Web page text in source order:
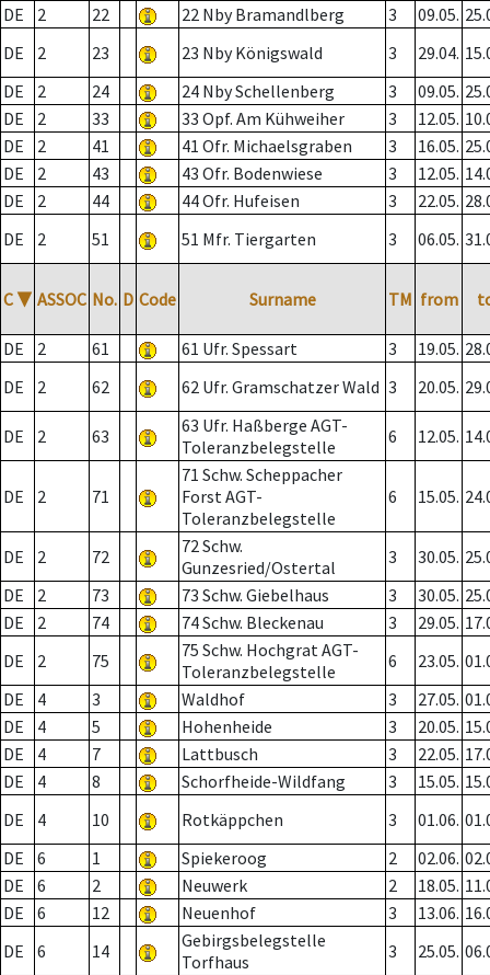
DE
2 22 22 Nby Bramandlberg 3 09.05.
DE
2 23 23 Nby Königswald 3 29.04.
DE
2 24 24 Nby Schellenberg 3 09.05.
DE
2 33 33 Opf. Am Kühweiher 3 12.05.
DE
2 41 41 Ofr. Michaelsgraben 3 16.05.
DE
2 43 43 Ofr. Bodenwiese 3 12.05.
DE
2 44 44 Ofr. Hufeisen 3 22.05.
DE
2 51 51 Mfr. Tiergarten 3 06.05.
C ▼ ASSOC No. D Code Surname TM from
DE 2 61 61 Ufr. Spessart 3 19.05.
DE
2 62 62 Ufr. Gramschatzer Wald 3 20.05.
DE 2 63
63 Ufr. Haßberge AGT-
Toleranzbelegstelle
6 12.05.
DE 2 71
71 Schw. Scheppacher
Forst AGT-
Toleranzbelegstelle
6 15.05.
DE 2 72
72 Schw.
Gunzesried/Ostertal
3 30.05.
DE
2 73 73 Schw. Giebelhaus 3 30.05.
DE
2 74 74 Schw. Bleckenau 3 29.05.
DE
2 75
75 Schw. Hochgrat AGT-
Toleranzbelegstelle
6 23.05.
DE
4 3 Waldhof 3 27.05.
DE
4 5 Hohenheide 3 20.05.
DE
4 7 Lattbusch 3 22.05.
DE
4 8 Schorfheide-Wildfang 3 15.05.
DE
4 10 Rotkäppchen 3 01.06.
DE
6 1 Spiekeroog 2 02.06.
DE
6 2 Neuwerk 2 18.05.
DE
6 12 Neuenhof 3 13.06.
DE
6 14
Gebirgsbelegstelle
Torfhaus
3 25.05.